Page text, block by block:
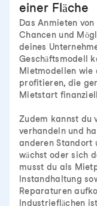
einer Fläche
Das Anmieten
Chancen und
deines
Geschäftsmodell
Mietmodellen wie
profitieren, die
Mietstart
Zudem kannst du
verhandeln und
anderen Standort
wächst oder sich
musst du als
Instandhaltung
Reparaturen
Industrieflächen